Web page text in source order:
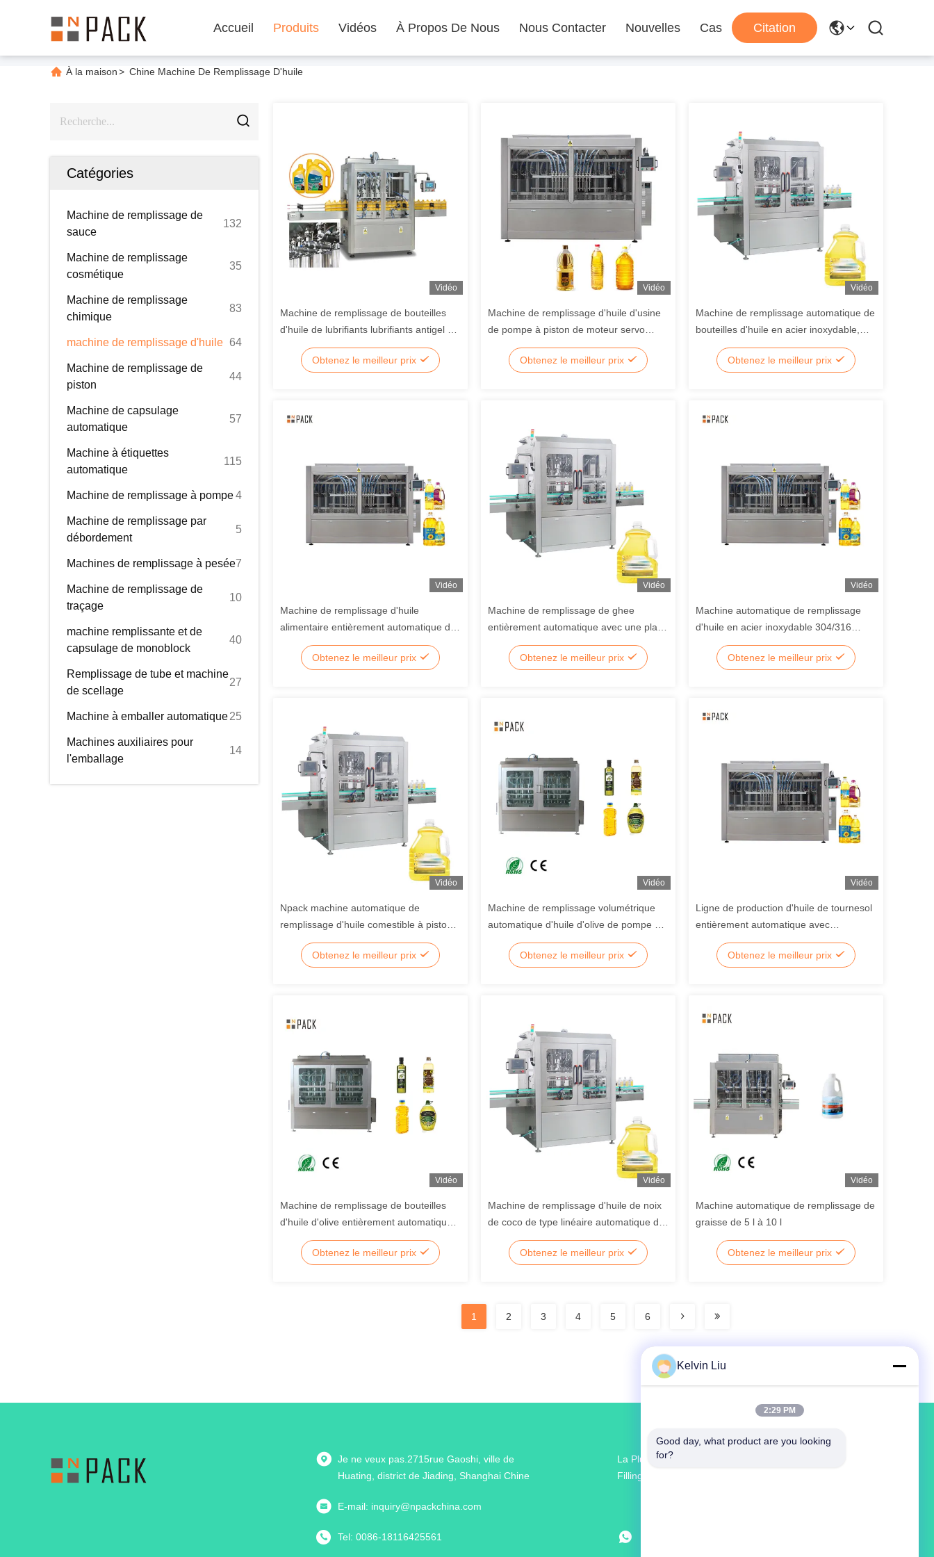
Accueil Produits Vidéos À Propos De Nous Nous Contacter Nouvelles Cas Citation
À la maison> Chine Machine De Remplissage D'huile
Catégories
Machine de remplissage de
sauce
132
Machine de remplissage
cosmétique
35
Machine de remplissage
chimique
83
machine de remplissage d'huile 64
Machine de remplissage de
piston
44
Machine de capsulage
automatique
57
Machine à étiquettes
automatique
115
Machine de remplissage à pompe4
Machine de remplissage par
débordement
5
Machines de remplissage à pesée7
Machine de remplissage de
traçage
10
machine remplissante et de
capsulage de monoblock
40
Remplissage de tube et machine
de scellage
27
Machine à emballer automatique25
Machines auxiliaires pour
l'emballage
14
Vidéo
Machine de remplissage de bouteilles
d'huile de lubrifiants lubrifiants antigel à
grande vitesse automatique Npack
Obtenez le meilleur prix
Vidéo
Machine de remplissage d'huile d'usine
de pompe à piston de moteur servo
automatique
Obtenez le meilleur prix
Vidéo
Machine de remplissage automatique de
bouteilles d'huile en acier inoxydable,
contrôlée par servomoteur, avec
paramètres réglables
Obtenez le meilleur prix
Vidéo
Machine de remplissage d'huile
alimentaire entièrement automatique de
100 ml à 5000 ml avec construction en
acier inoxydable 304/316
Obtenez le meilleur prix
Vidéo
Machine de remplissage de ghee
entièrement automatique avec une plage
de 50 ml à 5000 ml et une construction
en acier inoxydable 304/316
Obtenez le meilleur prix
Vidéo
Machine automatique de remplissage
d'huile en acier inoxydable 304/316
entraînée par un servo-moteur PLC +
contrôle à écran tactile
Obtenez le meilleur prix
Vidéo
Npack machine automatique de
remplissage d'huile comestible à piston
avec plusieurs buses antigouttes et
contrôle à écran tactile PLC
Obtenez le meilleur prix
Vidéo
Machine de remplissage volumétrique
automatique d'huile d'olive de pompe à
piston pour la bouteille en verre
Obtenez le meilleur prix
Vidéo
Ligne de production d'huile de tournesol
entièrement automatique avec
construction en acier inoxydable 304/316
et contrôle à écran tactile PLC +
Obtenez le meilleur prix
Vidéo
Machine de remplissage de bouteilles
d'huile d'olive entièrement automatique
Machine de remplissage de bouteilles
d'huile liquideObtenez le meilleur prix
Vidéo
Machine de remplissage d'huile de noix
de coco de type linéaire automatique de
la pompe à piston 100ml-5L
Obtenez le meilleur prix
Vidéo
Machine automatique de remplissage de
graisse de 5 l à 10 l
Obtenez le meilleur prix
1 2 3 4 5 6
Je ne veux pas.2715rue Gaoshi, ville de
Huating, district de Jiading, Shanghai Chine
E-mail: inquiry@npackchina.com
Tel: 0086-18116425561
La Plus Grande R & D Et La Production Sauce
Filling Machine Fournisseur En Chine
Kelvin Liu
2:29 PM
Good day, what product are you looking
for?